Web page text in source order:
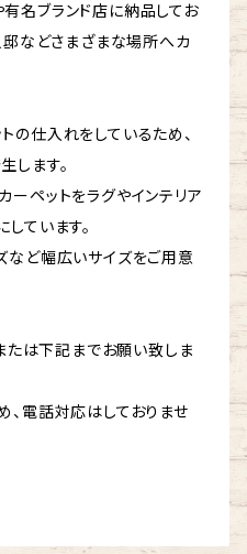
名ブランド店に納品してお
邸などさまざまな場所へカ
の仕入れをしているため、
します。
ーペットをラグやインテリア
ています。
など幅広いサイズをご用意
たは下記までお願い致しま
、電話対応はしておりませ